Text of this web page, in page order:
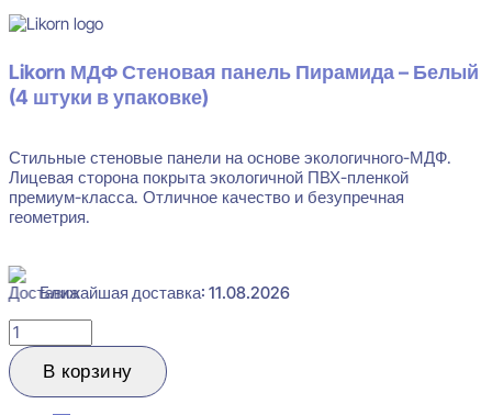
Likorn МДФ Стеновая панель Пирамида – Белый
(4 штуки в упаковке)
Стильные стеновые панели на основе экологичного-МДФ.
Лицевая сторона покрыта экологичной ПВХ-пленкой
премиум-класса. Отличное качество и безупречная
геометрия.
Ближайшая доставка: 11.08.2026
Количество
товара
Likorn
Стеновая
В корзину